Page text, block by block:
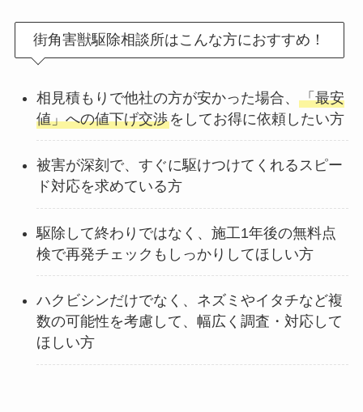
街角害獣駆除相談所はこんな方におすすめ！
相見積もりで他社の方が安かった場合、 「最安
値」への値下げ交渉をしてお得に依頼したい方
被害が深刻で、すぐに駆けつけてくれるスピー
ド対応を求めている方
駆除して終わりではなく、施工1年後の無料点
検で再発チェックもしっかりしてほしい方
ハクビシンだけでなく、ネズミやイタチなど複
数の可能性を考慮して、幅広く調査・対応して
ほしい方